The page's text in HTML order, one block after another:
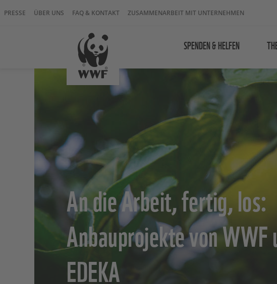
PRESSE ÜBER UNS FAQ & KONTAKT ZUSAMMENARBEIT MIT UNTERNEHMEN
SPENDEN & HELFEN
An die Arbeit, fertig, los:
Anbauprojekte von WWF
EDEKA